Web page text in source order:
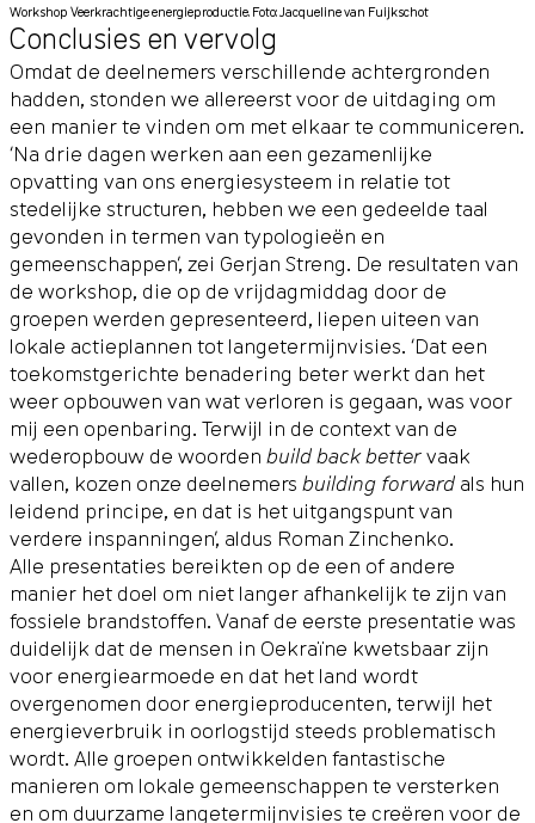
Workshop Veerkrachtige energieproductie. Foto: Jacqueline van Fuijkschot
Conclusies en vervolg
Omdat de deelnemers verschillende achtergronden
hadden, stonden we allereerst voor de uitdaging om
een manier te vinden om met elkaar te communiceren.
‘Na drie dagen werken aan een gezamenlijke
opvatting van ons energiesysteem in relatie tot
stedelijke structuren, hebben we een gedeelde taal
gevonden in termen van typologieën en
gemeenschappen’, zei Gerjan Streng. De resultaten van
de workshop, die op de vrijdagmiddag door de
groepen werden gepresenteerd, liepen uiteen van
lokale actieplannen tot langetermijnvisies. ‘Dat een
toekomstgerichte benadering beter werkt dan het
weer opbouwen van wat verloren is gegaan, was voor
mij een openbaring. Terwijl in de context van de
wederopbouw de woordenbuild back bettervaak
vallen, kozen onze deelnemersbuilding forward als hun
leidend principe, en dat is het uitgangspunt van
verdere inspanningen’, aldus Roman Zinchenko.
Alle presentaties bereikten op de een of andere
manier het doel om niet langer afhankelijk te zijn van
fossiele brandstoffen. Vanaf de eerste presentatie was
duidelijk dat de mensen in Oekraïne kwetsbaar zijn
voor energiearmoede en dat het land wordt
overgenomen door energieproducenten, terwijl het
energieverbruik in oorlogstijd steeds problematisch
wordt. Alle groepen ontwikkelden fantastische
manieren om lokale gemeenschappen te versterken
en om duurzame langetermijnvisies te creëren voor de